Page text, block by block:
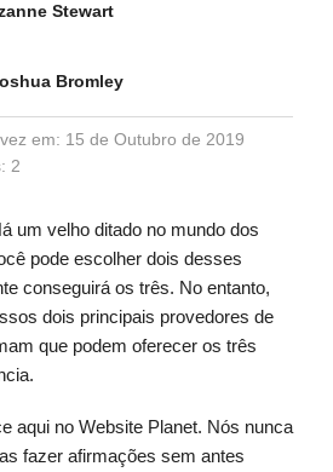
Stewart
Bromley
em: 15 de Outubro de 2019
2
um velho ditado no mundo dos
pode escolher dois desses
conseguirá os três. No entanto,
dois principais provedores de
que podem oferecer os três
aqui no Website Planet. Nós nunca
fazer afirmações sem antes